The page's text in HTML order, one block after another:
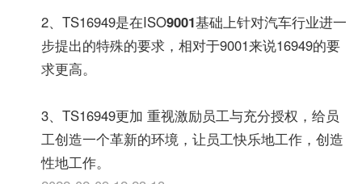
2、TS16949是在ISO9001基础上针对汽车行业进一
步提出的特殊的要求，相对于9001来说16949的要
求更高。
3、TS16949更加 重视激励员工与充分授权，给员
工创造一个革新的环境，让员工快乐地工作，创造
性地工作。